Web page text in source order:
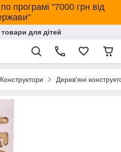
програмі "7000 грн від
для дітей
Конструктори Дерев'яні